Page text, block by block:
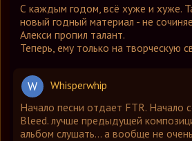
С каждым годом, всё хуже и хуже.
новый годный материал - не
Алекси пропил талант.
Теперь, ему только на творческую
W
Whisperwhip
Начало песни отдает FTR. Начало
Bleed. лучше предыдущей
альбом слушать... а вообще не